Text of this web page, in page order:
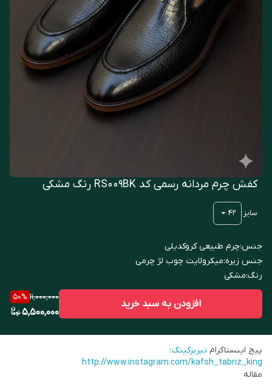
کفش چرم مردانه رسمی کد RS009BK رنگ مشکی
سایز:
42
جنس:چرم طبیعی کروکدیلی
جنس زیره:میکرولایت چوب لژ چرمی
رنگ:مشکی
11,000,000
50%
5,500,000
افزودن به سبد خرید
پیج اینستاگرام تبریزکینگ:
http://www.instagram.com/kafsh_tabriz_king
مقاله